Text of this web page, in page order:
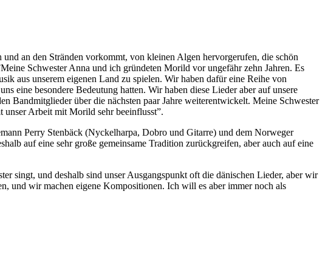
an den Stränden vorkommt, von kleinen Algen hervorgerufen, die schön
Schwester Anna und ich gründeten Morild vor ungefähr zehn Jahren. Es
aus unserem eigenen Land zu spielen. Wir haben dafür eine Reihe von
eine besondere Bedeutung hatten. Wir haben diese Lieder aber auf unsere
Bandmitglieder über die nächsten paar Jahre weiterentwickelt. Meine Schwester
unser Arbeit mit Morild sehr beeinflusst”.
Perry Stenbäck (Nyckelharpa, Dobro und Gitarre) und dem Norweger
auf eine sehr große gemeinsame Tradition zurückgreifen, aber auch auf eine
singt, und deshalb sind unser Ausgangspunkt oft die dänischen Lieder, aber wir
und wir machen eigene Kompositionen. Ich will es aber immer noch als